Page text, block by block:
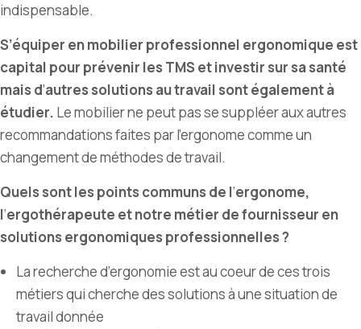
indispensable.
S’équiper en mobilier professionnel ergonomique est
capital pour prévenir les TMS et investir sur sa santé
mais d’autres solutions au travail sont également à
étudier. Le mobilier ne peut pas se suppléer aux autres
recommandations faites par l’ergonome comme un
changement de méthodes de travail.
Quels sont les points communs de l’ergonome,
l’ergothérapeute et notre métier de fournisseur en
solutions ergonomiques professionnelles ?
La recherche d’ergonomie est au coeur de ces trois
métiers qui cherche des solutions à une situation de
travail donnée